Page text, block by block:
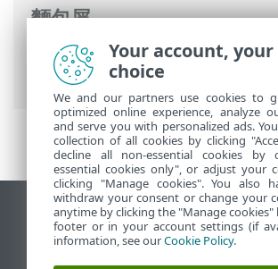
麵包屑
ESET 線上說明>ESET Server
階設定> 防護>HIPS
檢視桌面網站
End of Life
Your account,
choice
We and our partners use cookies to
optimized online experience, analyze
and serve you with personalized ads.
collection of all cookies by clicking
decline all non-essential cookies by
essential cookies only", or adjust your
clicking "Manage cookies". You also
withdraw your consent or change your
anytime by clicking the "Manage
footer or in your account settings (if
information, see ourCookie Policy.